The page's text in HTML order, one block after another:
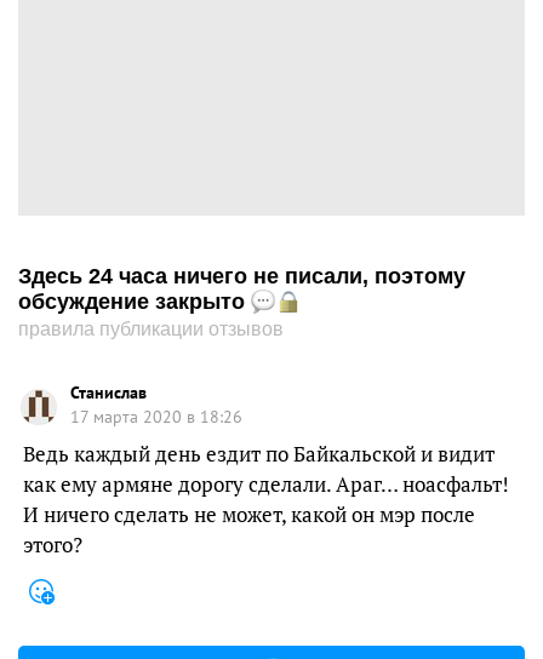
Здесь 24 часа ничего не писали, поэтому
обсуждение закрыто
правила публикации отзывов
Станислав
17 марта 2020 в 18:26
Ведь каждый день ездит по Байкальской и видит
как ему армяне дорогу сделали. Араг… ноасфальт!
И ничего сделать не может, какой он мэр после
этого?